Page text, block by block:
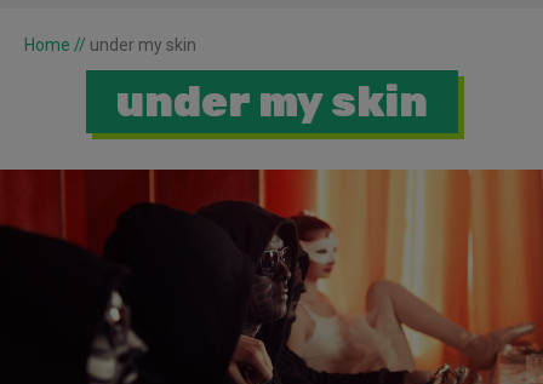
Home // under my skin
under my skin